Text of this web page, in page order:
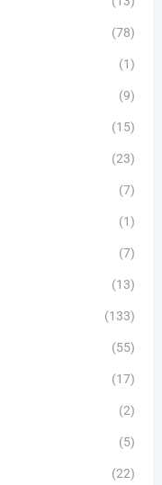
(78)
(1)
(9)
(15)
(23)
(7)
(1)
(7)
(13)
(133)
(55)
(17)
(2)
(5)
(22)